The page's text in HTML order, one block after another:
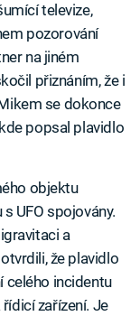
televize,
pozorování
na jiném
přiznáním, že i
se dokonce
popsal plavidlo
objektu
UFO spojovány.
a
že plavidlo
celého incidentu
zařízení. Je